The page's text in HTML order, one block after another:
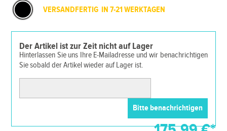
VERSANDFERTIG IN 7-21 WERKTAGEN
Der Artikel ist zur Zeit nicht auf Lager
Hinterlassen Sie uns Ihre E-Mailadresse und wir benachrichtigen
Sie sobald der Artikel wieder auf Lager ist.